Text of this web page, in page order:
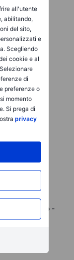
all'utente
abilitando,
del sito,
e
Scegliendo
cookie e al
di
preferenze o
momento
Si prega di
privacy
- (16:00)
zona Euro -